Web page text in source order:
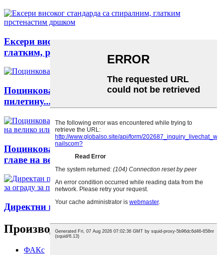
Ексери високог стандарда са спиралним,
глатким, р...
Поцинкована шестоугаона мрежа за зеца,
пилетину...
Поцинковани ексери за кровове велике равне
главе на велико или ...
Директни произвођач топло поцинкованих ба...
Производи
ФАКс